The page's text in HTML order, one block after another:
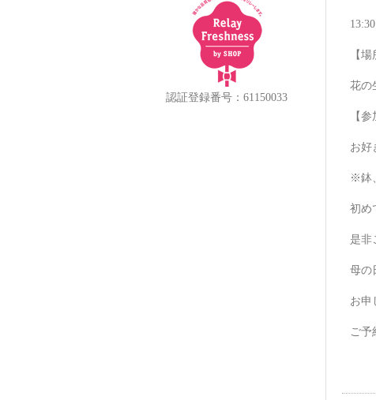
【場
花の
【
お好
※鉢
初め
是非
母の
お申
ご予
認証登録番号：61150033